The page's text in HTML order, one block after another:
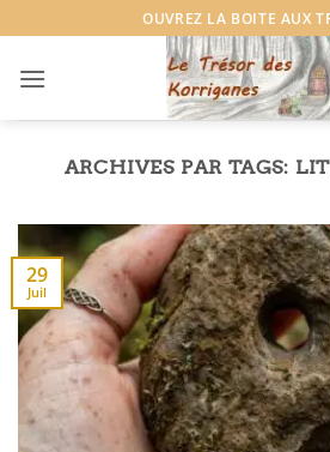
au
contenu
OUVREZ LA BOITE AUX
ARCHIVES PAR TAGS:
29
Juil